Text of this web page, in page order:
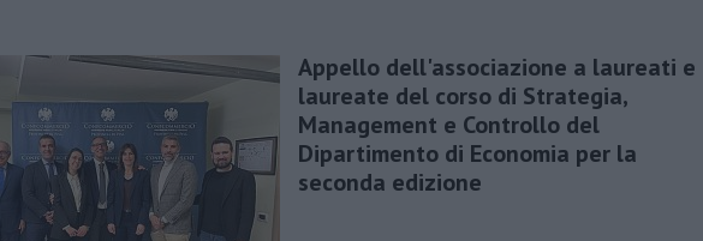
Appello dell'associazione a laureati e
laureate del corso di Strategia,
Management e Controllo del
Dipartimento di Economia per la
seconda edizione